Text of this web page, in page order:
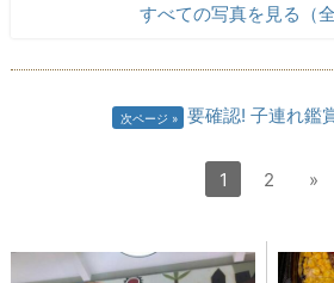
すべての写真を見る（
次ページ 要確認! 子連れ鑑
1 2 »